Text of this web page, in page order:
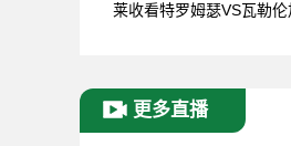
莱收看特罗姆瑟VS瓦勒
更多直播